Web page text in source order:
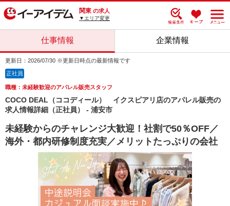
関東 の求人
▼エリア変更
仕事情報 企業情報
更新日：2026/07/30 ※更新日時点の最新情報です
正社員
職種：未経験歓迎のアパレル販売スタッフ
COCO DEAL（ココディール） イクスピアリ店のアパレル販売の
求人情報詳細（正社員） - 浦安市
未経験からのチャレンジ大歓迎！社割で50％OFF／
海外・都内研修制度充実／メリットたっぷりの会社